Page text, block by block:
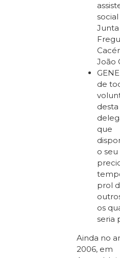
social
João
de
desta
que
o seu
prol
os
seria
Ainda no
2006, em